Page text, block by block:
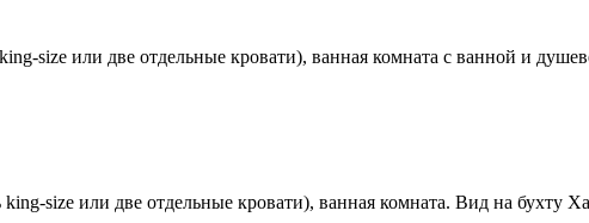
size или две отдельные кровати), ванная комната с ванной и
size или две отдельные кровати), ванная комната. Вид на бухту